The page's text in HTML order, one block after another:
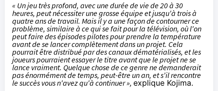
« Un jeu très profond, avec une durée de vie de 20 à 30
heures, peut nécessiter une grosse équipe et jusqu'à trois à
quatre ans de travail. Mais il y a une façon de contourner ce
problème, similaire à ce qui se fait pour la télévision, où l'on
peut faire des épisodes pilotes pour prendre la température
avant de se lancer complètement dans un projet. Cela
pourrait être distribué par des canaux dématérialisés, et les
joueurs pourraient essayer le titre avant que le projet ne se
lance vraiment. Quelque chose de ce genre ne demanderait
pas énormément de temps, peut-être un an, et s'il rencontre
le succès vous n'avez qu'à continuer », explique Kojima.